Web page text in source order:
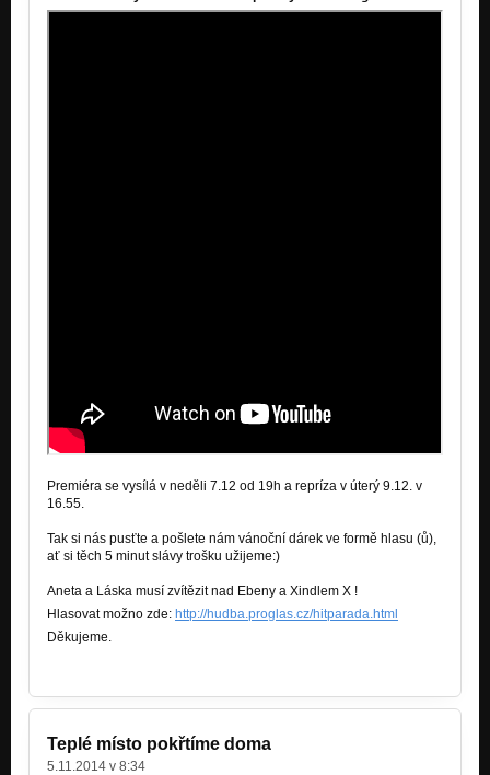
Premiéra se vysílá v neděli 7.12 od 19h a repríza v úterý 9.12. v
16.55.
Tak si nás pusťte a pošlete nám vánoční dárek ve formě hlasu (ů),
ať si těch 5 minut slávy trošku užijeme:)
Aneta a Láska musí zvítězit nad Ebeny a Xindlem X !
Hlasovat možno zde: http://hudba.proglas.cz/hitparada.html
Děkujeme.
Teplé místo pokřtíme doma
5.11.2014 v 8:34